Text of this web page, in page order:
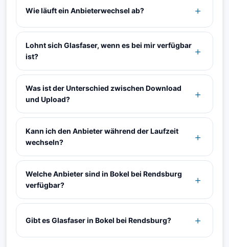
Wie läuft ein Anbieterwechsel ab?
Lohnt sich Glasfaser, wenn es bei mir verfügbar
ist?
Was ist der Unterschied zwischen Download
und Upload?
Kann ich den Anbieter während der Laufzeit
wechseln?
Welche Anbieter sind in Bokel bei Rendsburg
verfügbar?
Gibt es Glasfaser in Bokel bei Rendsburg?